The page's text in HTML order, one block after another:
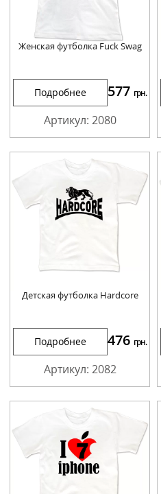
Женская футболка Fuck Swag
Подробнее 577 грн.
Артикул: 2080
Детская футболка Hardcore
Подробнее 476 грн.
Артикул: 2082